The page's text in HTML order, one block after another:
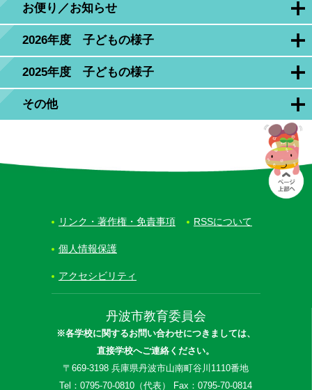
お便り／お知らせ
2026年度 子どもの様子
2025年度 子どもの様子
その他
丹波市教育委員会
※各学校に関するお問い合わせにつきましては、
直接学校へご連絡ください。
〒669-3198 兵庫県丹波市山南町谷川1110番地
Tel：0795-70-0810（代表） Fax：0795-70-0814
リンク・著作権・免責事項 RSSについて
個人情報保護
アクセシビリティ